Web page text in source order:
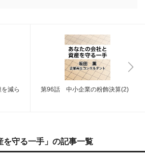
減ら
第96話 中小企業の粉飾決算(2)
を守る一手」の記事一覧